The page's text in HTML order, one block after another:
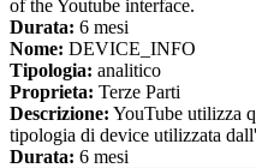
of the Youtube interface.
Durata: 6 mesi
Nome: DEVICE_INFO
Tipologia: analitico
Proprieta: Terze Parti
Descrizione: YouTube utilizza
tipologia di device utilizzata
Durata: 6 mesi